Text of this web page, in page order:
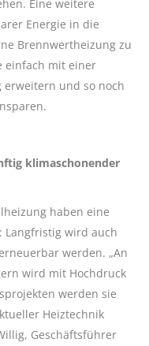
Eine weitere
Energie in die
Brennwertheizung zu
einfach mit einer
erweitern und so noch
klimaschonender
haben eine
Langfristig wird auch
werden. „An
wird mit Hochdruck
werden sie
Heiztechnik
Geschäftsführer